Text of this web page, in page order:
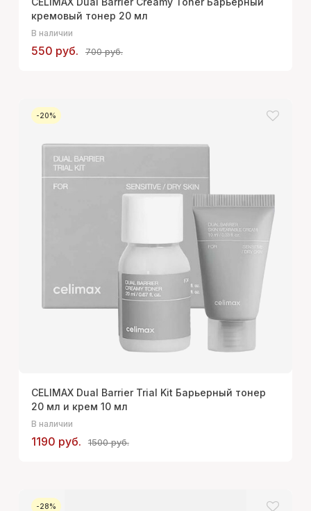
кремовый тонер 20 мл
В наличии
550 руб. 700 руб.
-20%
CELIMAX Dual Barrier Trial Kit Барьерный тонер
20 мл и крем 10 мл
В наличии
1190 руб. 1500 руб.
-28%